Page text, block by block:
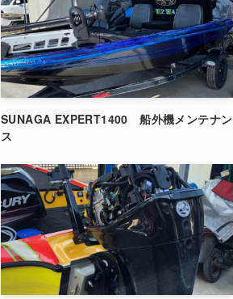
SUNAGA EXPERT1400 船外機メンテナン
ス